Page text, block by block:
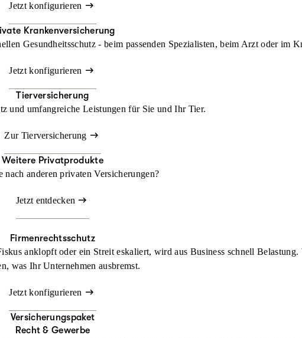
Jetzt konfigurieren
Krankenversicherung
Gesundheitsschutz - beim passenden Spezialisten, beim Arzt oder im
Jetzt konfigurieren
Tierversicherung
und umfangreiche Leistungen für Sie und Ihr Tier.
Zur Tierversicherung
Weitere Privatprodukte
nach anderen privaten Versicherungen?
Jetzt entdecken
Firmenrechtsschutz
anklopft oder ein Streit eskaliert, wird aus Business schnell
was Ihr Unternehmen ausbremst.
Jetzt konfigurieren
Versicherungspaket
Recht & Gewerbe